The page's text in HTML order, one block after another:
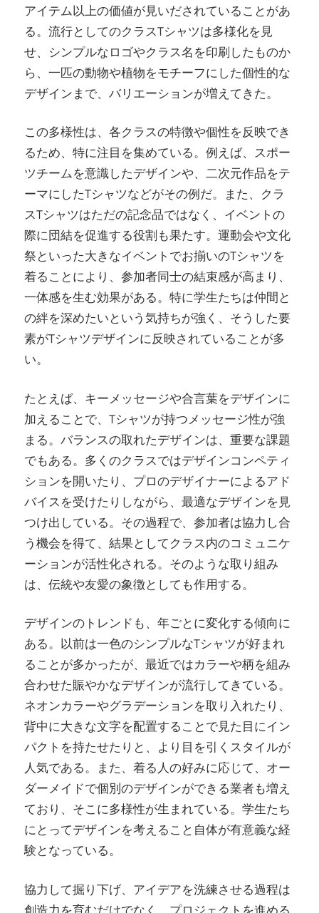
アイテム以上の価値が見いだされていることがあ
る。流行としてのクラスTシャツは多様化を見
せ、シンプルなロゴやクラス名を印刷したものか
ら、一匹の動物や植物をモチーフにした個性的な
デザインまで、バリエーションが増えてきた。
この多様性は、各クラスの特徴や個性を反映でき
るため、特に注目を集めている。例えば、スポー
ツチームを意識したデザインや、二次元作品をテ
ーマにしたTシャツなどがその例だ。また、クラ
スTシャツはただの記念品ではなく、イベントの
際に団結を促進する役割も果たす。運動会や文化
祭といった大きなイベントでお揃いのTシャツを
着ることにより、参加者同士の結束感が高まり、
一体感を生む効果がある。特に学生たちは仲間と
の絆を深めたいという気持ちが強く、そうした要
素がTシャツデザインに反映されていることが多
い。
たとえば、キーメッセージや合言葉をデザインに
加えることで、Tシャツが持つメッセージ性が強
まる。バランスの取れたデザインは、重要な課題
でもある。多くのクラスではデザインコンペティ
ションを開いたり、プロのデザイナーによるアド
バイスを受けたりしながら、最適なデザインを見
つけ出している。その過程で、参加者は協力し合
う機会を得て、結果としてクラス内のコミュニケ
ーションが活性化される。そのような取り組み
は、伝統や友愛の象徴としても作用する。
デザインのトレンドも、年ごとに変化する傾向に
ある。以前は一色のシンプルなTシャツが好まれ
ることが多かったが、最近ではカラーや柄を組み
合わせた賑やかなデザインが流行してきている。
ネオンカラーやグラデーションを取り入れたり、
背中に大きな文字を配置することで見た目にイン
パクトを持たせたりと、より目を引くスタイルが
人気である。また、着る人の好みに応じて、オー
ダーメイドで個別のデザインができる業者も増え
ており、そこに多様性が生まれている。学生たち
にとってデザインを考えること自体が有意義な経
験となっている。
協力して掘り下げ、アイデアを洗練させる過程は